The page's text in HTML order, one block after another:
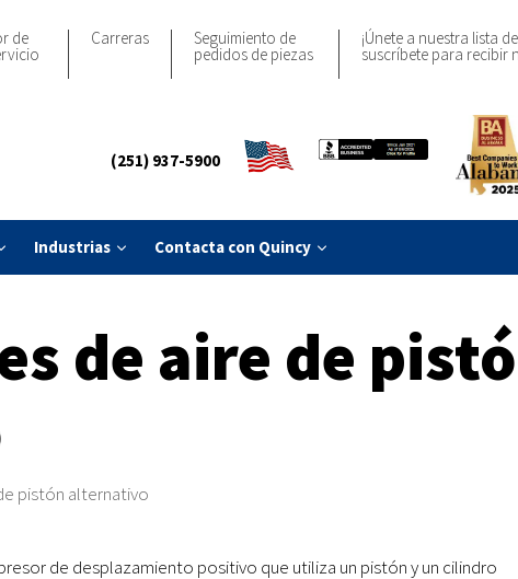
de Carreras Seguimiento de
pedidos de piezas
¡Únete a nuestra lista
suscríbete para recibir
(251) 937-5900
Industrias Contacta con Quincy
de aire de
pistón alternativo
de desplazamiento positivo que utiliza un pistón y un cilindro